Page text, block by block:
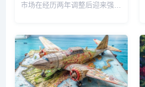
市场在经历两年调整后迎来强劲
增长38%，而Mini LED直显产
品在商用市场的渗透率首次突破
15%。多家头部屏厂透露，二季
度订单排期已满，其中政务指挥
中心、企业会议室和高端零售门